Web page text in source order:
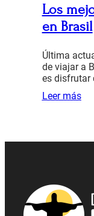
Los
en Brasil
Última
de viajar a
es disfrutar
Leer más